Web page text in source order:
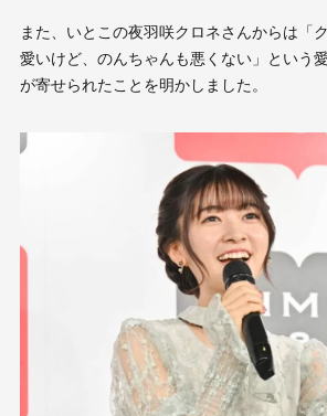
また、いとこの夜羽咲クロネさんからは「
愛いけど、のんちゃんも悪くない」という
が寄せられたことを明かしました。